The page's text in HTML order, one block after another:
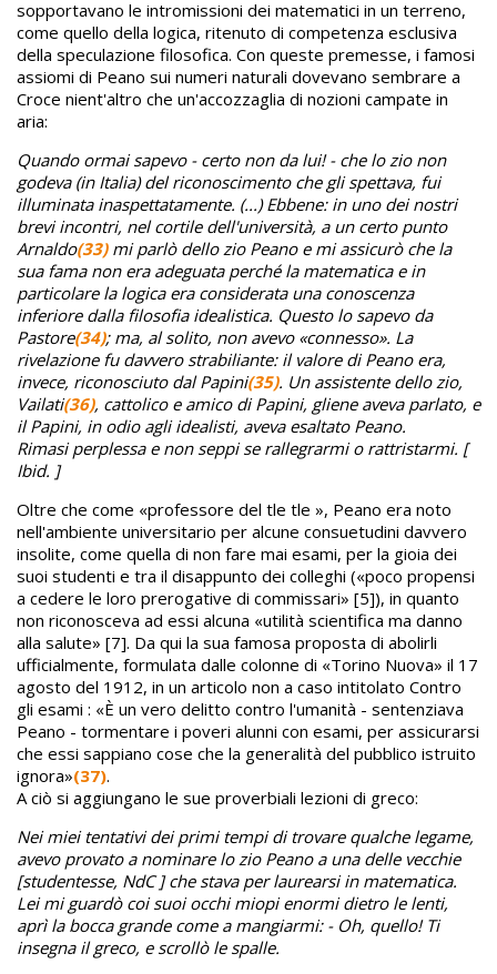
sopportavano le intromissioni dei matematici in un terreno,
come quello della logica, ritenuto di competenza esclusiva
della speculazione filosofica. Con queste premesse, i famosi
assiomi di Peano sui numeri naturali dovevano sembrare a
Croce nient'altro che un'accozzaglia di nozioni campate in
aria:
Quando ormai sapevo - certo non da lui! - che lo zio non
godeva (in Italia) del riconoscimento che gli spettava, fui
illuminata inaspettatamente. (...) Ebbene: in uno dei nostri
brevi incontri, nel cortile dell'università, a un certo punto
Arnaldo(33)mi parlò dello zio Peano e mi assicurò che la
sua fama non era adeguata perché la matematica e in
particolare la logica era considerata una conoscenza
inferiore dalla filosofia idealistica. Questo lo sapevo da
Pastore(34); ma, al solito, non avevo «connesso». La
rivelazione fu davvero strabiliante: il valore di Peano era,
invece, riconosciuto dal Papini(35). Un assistente dello zio,
Vailati(36), cattolico e amico di Papini, gliene aveva parlato, e
il Papini, in odio agli idealisti, aveva esaltato Peano.
Rimasi perplessa e non seppi se rallegrarmi o rattristarmi. [
Ibid. ]
Oltre che come «professore del tle tle », Peano era noto
nell'ambiente universitario per alcune consuetudini davvero
insolite, come quella di non fare mai esami, per la gioia dei
suoi studenti e tra il disappunto dei colleghi («poco propensi
a cedere le loro prerogative di commissari» [5]), in quanto
non riconosceva ad essi alcuna «utilità scientifica ma danno
alla salute» [7]. Da qui la sua famosa proposta di abolirli
ufficialmente, formulata dalle colonne di «Torino Nuova» il 17
agosto del 1912, in un articolo non a caso intitolato Contro
gli esami : «È un vero delitto contro l'umanità - sentenziava
Peano - tormentare i poveri alunni con esami, per assicurarsi
che essi sappiano cose che la generalità del pubblico istruito
ignora»(37).
A ciò si aggiungano le sue proverbiali lezioni di greco:
Nei miei tentativi dei primi tempi di trovare qualche legame,
avevo provato a nominare lo zio Peano a una delle vecchie
[studentesse, NdC ] che stava per laurearsi in matematica.
Lei mi guardò coi suoi occhi miopi enormi dietro le lenti,
aprì la bocca grande come a mangiarmi: - Oh, quello! Ti
insegna il greco, e scrollò le spalle.